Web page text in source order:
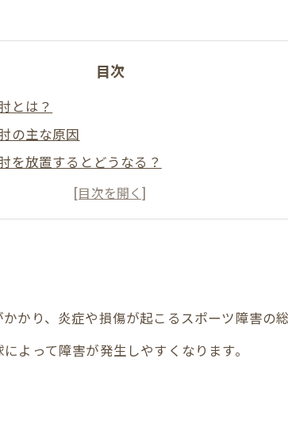
目次
とは？
の主な原因
を放置するとどうなる？
による野球肘改善のアプローチ
期待できる効果
でお悩みの方へ
井長生療院
かり、炎症や損傷が起こるスポーツ障害の総
よって障害が発生しやすくなります。